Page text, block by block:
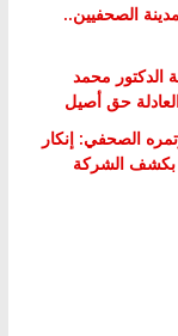
الصحفيين..
الدكتور محمد
حق أصيل
الصحفي: إنكار
بكشف الشركة